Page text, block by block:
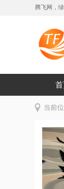
腾飞网，
当前位